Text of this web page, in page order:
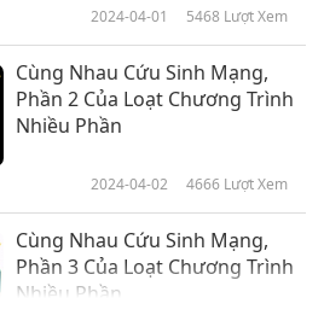
2024-04-01 5468 Lượt Xem
Cùng Nhau Cứu Sinh Mạng,
Phần 2 Của Loạt Chương Trình
Nhiều Phần
2024-04-02 4666 Lượt Xem
Cùng Nhau Cứu Sinh Mạng,
Phần 3 Của Loạt Chương Trình
Nhiều Phần